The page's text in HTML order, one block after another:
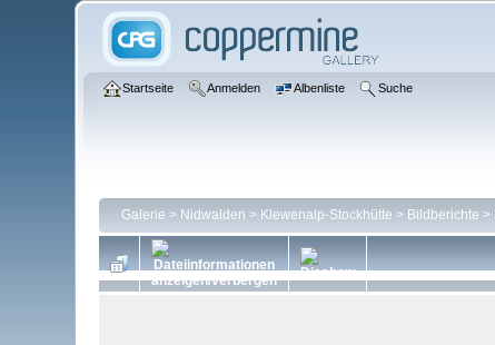
Startseite Anmelden Albenliste Suche
Galerie > Nidwalden > Klewenalp-Stockhütte > Bildberichte >